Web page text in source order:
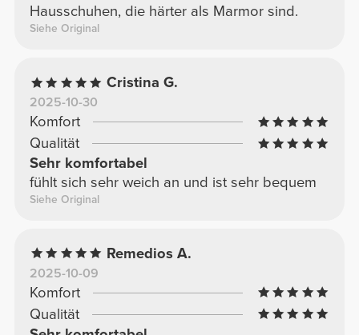
Hausschuhen, die härter als Marmor sind.
Siehe Original
Cristina G.
2025-10-30
Komfort
Qualität
Sehr komfortabel
fühlt sich sehr weich an und ist sehr bequem
Siehe Original
Remedios A.
2025-10-09
Komfort
Qualität